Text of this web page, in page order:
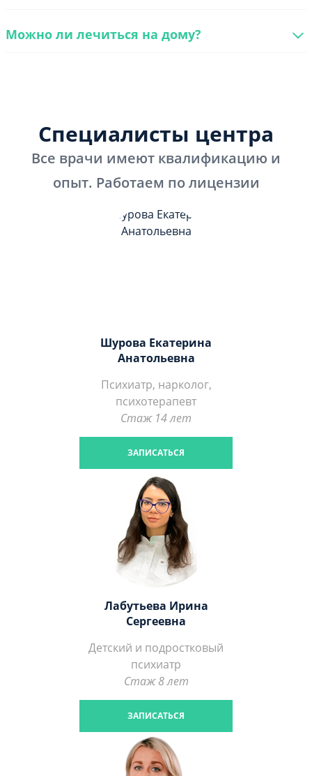
Можно ли лечиться на дому?
Специалисты центра
Все врачи имеют квалификацию и
опыт. Работаем по лицензии
Шурова Екатерина
Анатольевна
Психиатр, нарколог,
психотерапевт
Стаж 14 лет
ЗАПИСАТЬСЯ
Лабутьева Ирина
Сергеевна
Детский и подростковый
психиатр
Стаж 8 лет
ЗАПИСАТЬСЯ